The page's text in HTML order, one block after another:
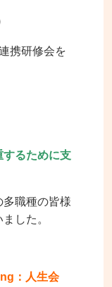
携研修会を
るために支
多職種の皆様
した。
：人生会